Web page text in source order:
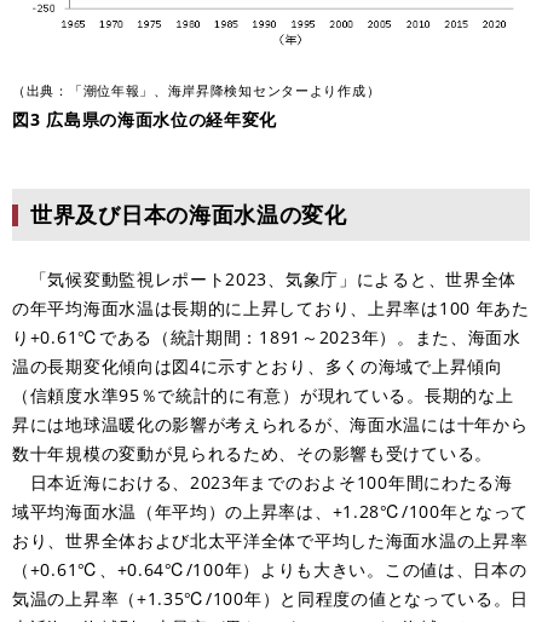
（出典：「潮位年報」、海岸昇降検知センターより作成）
図3 広島県の海面水位の経年変化
世界及び日本の海面水温の変化
「気候変動監視レポート2023、気象庁」によると、世界全体
の年平均海面水温は長期的に上昇しており、上昇率は100 年あた
り+0.61℃である（統計期間：1891～2023年）。また、海面水
温の長期変化傾向は図4に示すとおり、多くの海域で上昇傾向
（信頼度水準95％で統計的に有意）が現れている。長期的な上
昇には地球温暖化の影響が考えられるが、海面水温には十年から
数十年規模の変動が見られるため、その影響も受けている。
日本近海における、2023年までのおよそ100年間にわたる海
域平均海面水温（年平均）の上昇率は、+1.28℃/100年となって
おり、世界全体および北太平洋全体で平均した海面水温の上昇率
（+0.61℃、+0.64℃/100年）よりも大きい。この値は、日本の
気温の上昇率（+1.35℃/100年）と同程度の値となっている。日